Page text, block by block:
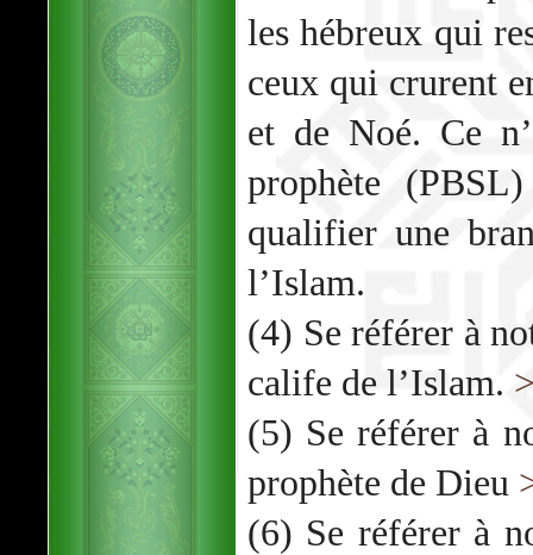
les hébreux qui
ceux qui crurent
et de Noé. Ce
prophète
qualifier une
l’Islam.
(4) Se référer à
calife de l’Islam.
(5) Se référer à
prophète de Dieu
(6) Se référer à